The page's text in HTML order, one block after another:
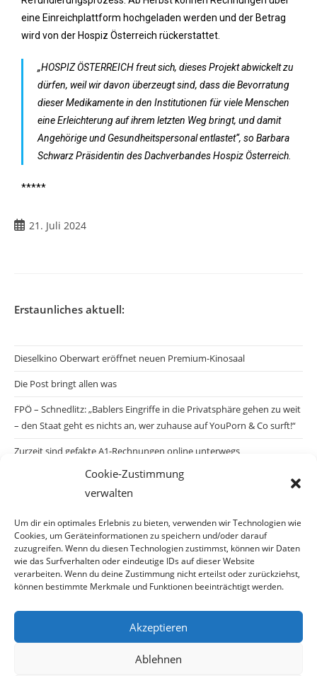
Cookie-Zustimmung
verwalten
Um dir ein optimales Erlebnis zu bieten, verwenden wir Technologien wie
Cookies, um Geräteinformationen zu speichern und/oder darauf
zuzugreifen. Wenn du diesen Technologien zustimmst, können wir Daten
wie das Surfverhalten oder eindeutige IDs auf dieser Website
verarbeiten. Wenn du deine Zustimmung nicht erteilst oder zurückziehst,
können bestimmte Merkmale und Funktionen beeinträchtigt werden.
Akzeptieren
Ablehnen
eine Einreichplattform hochgeladen werden und der Betrag
wird von der Hospiz Österreich rückerstattet.
„HOSPIZ ÖSTERREICH freut sich, dieses Projekt abwickelt zu
dürfen, weil wir davon überzeugt sind, dass die Bevorratung
dieser Medikamente in den Institutionen für viele Menschen
eine Erleichterung auf ihrem letzten Weg bringt, und damit
Angehörige und Gesundheitspersonal entlastet“, so Barbara
Schwarz Präsidentin des Dachverbandes Hospiz Österreich.
*****
21. Juli 2024
Erstaunliches aktuell:
Dieselkino Oberwart eröffnet neuen Premium-Kinosaal
Die Post bringt allen was
FPÖ – Schnedlitz: „Bablers Eingriffe in die Privatsphäre gehen zu weit
– den Staat geht es nichts an, wer zuhause auf YouPorn & Co surft!“
Zurzeit sind gefakte A1-Rechnungen online unterwegs
Salzburgs Juden und ihre Sicherheit: „Erst nach einem Anschlag wäre
die Gefahr endlich konkret!“
Biologisches Wunder in Ceuta
Ein vermeintliches Abschiebemärchen
Archiv